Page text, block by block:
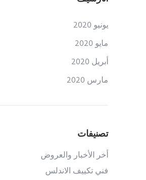
يونيو 2020
مايو 2020
أبريل 2020
مارس 2020
تصنيفات
أخر الأخبار والعروض
فني تكييف الاندلس